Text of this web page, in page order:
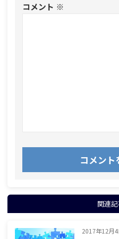
コメント ※
関連
2017年12月4